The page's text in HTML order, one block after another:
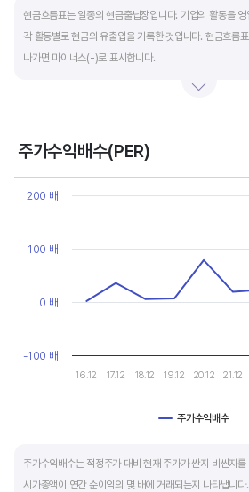
현금흐름표는 일종의 현금출납장입니다. 기업의 활동을
각 활동별로 현금의 유출입을 기록한 것입니다. 현금흐름
나가면 마이너스(-)로 표시합니다.
투자활동 현금흐름은 기업의 기계 및 공장증설이나 금융자
재무활동 현금흐름은 증자, 차입, 배당을 통해 발생하는
영업활동으로 충분한 현금을 벌고 있는 기업은 금융기관
등 현금이 유출되기 때문에 마이너스(-)를 기록합니다.
현금흐름 플러스(+), 투자활동 현금흐름 마이너스(-), 재
가장 좋습니다.
주가수익배수(PER)
Chart
Line chart with 10 data points.
The chart has 1 Y axis displaying
주가수익배수
16.12 17.12 18.12 19.12 20.12 21.12
-100 배
0 배
100 배
200 배
주가수익배수는 적정주가 대비 현재 주가가 싼지 비싼지
시가총액이 연간 순이익의 몇 배에 거래되는지 나타냅니